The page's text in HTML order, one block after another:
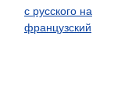
с русского на
французский